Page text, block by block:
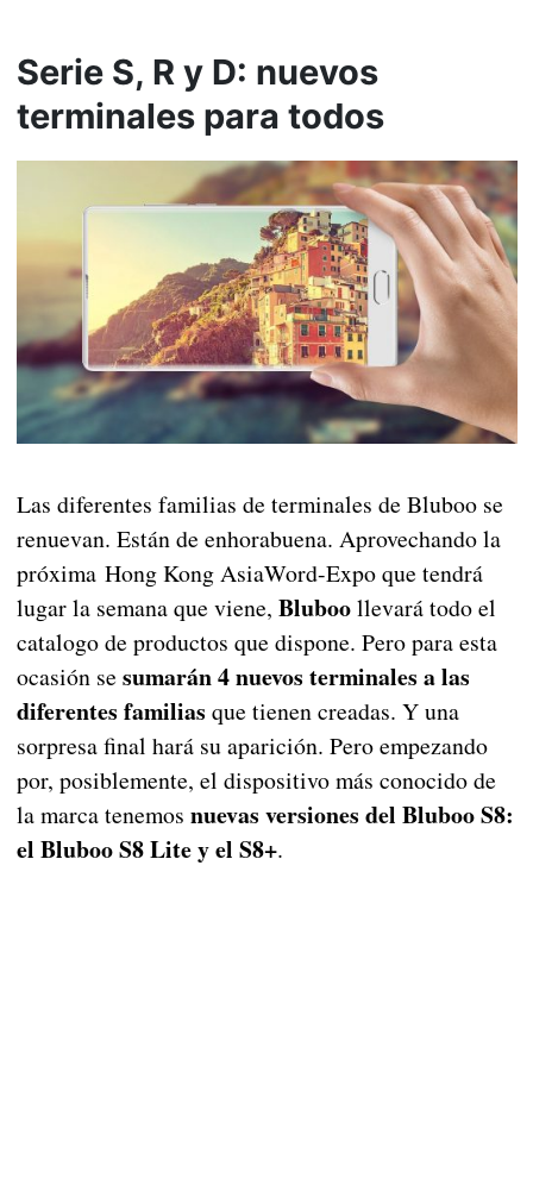
Serie S, R y D: nuevos
terminales para todos
Las diferentes familias de terminales de Bluboo se
renuevan. Están de enhorabuena. Aprovechando la
próxima Hong Kong AsiaWord-Expo que tendrá
lugar la semana que viene, Bluboollevará todo el
catalogo de productos que dispone. Pero para esta
ocasión se sumarán 4 nuevos terminales a las
diferentes familias que tienen creadas. Y una
sorpresa final hará su aparición. Pero empezando
por, posiblemente, el dispositivo más conocido de
la marca tenemos nuevas versiones del Bluboo S8:
el Bluboo S8 Lite y el S8+.